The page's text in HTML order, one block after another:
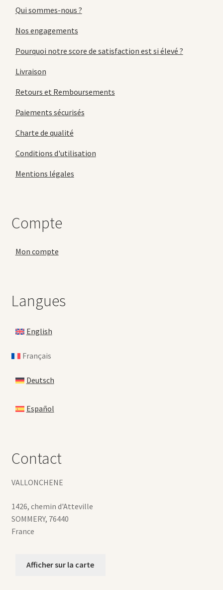
Qui sommes-nous ?
Nos engagements
Pourquoi notre score de satisfaction est si élevé ?
Livraison
Retours et Remboursements
Paiements sécurisés
Charte de qualité
Conditions d'utilisation
Mentions légales
Compte
Mon compte
Langues
English
Français
Deutsch
Español
Contact
VALLONCHENE
1426, chemin d'Atteville
SOMMERY, 76440
France
Afficher sur la carte